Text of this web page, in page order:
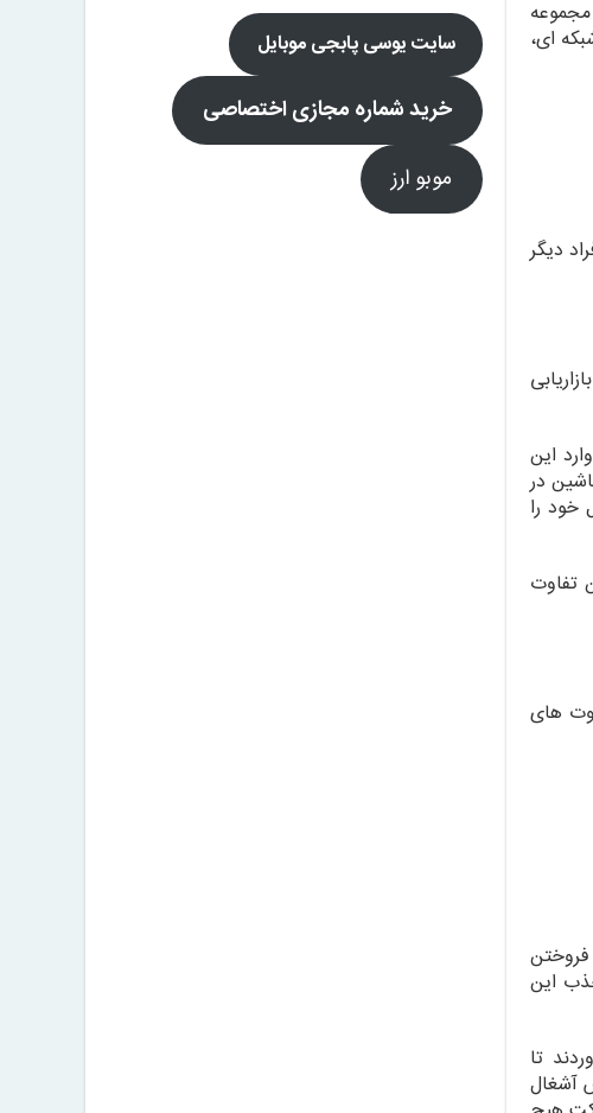
ای،
دیگر
این
در
خود را
تفاوت
های
این
تا
آشغال
سایت یوسی پابجی موبایل
خرید شماره مجازی اختصاصی
موبو ارز